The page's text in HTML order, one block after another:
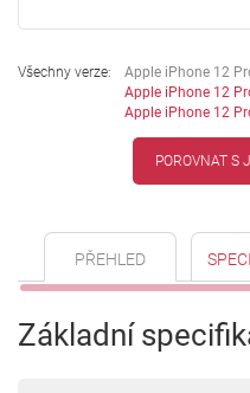
Všechny verze:
Apple iPhone 12
Apple iPhone 12
Apple iPhone 12
POROVNAT S
PŘEHLED
Základní